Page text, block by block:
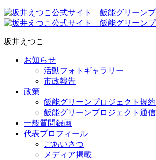
坂井えつこ
お知らせ
活動フォトギャラリー
市政報告
政策
飯能グリーンプロジェクト規約
飯能グリーンプロジェクト通信
一般質問録画
代表プロフィール
ごあいさつ
メディア掲載